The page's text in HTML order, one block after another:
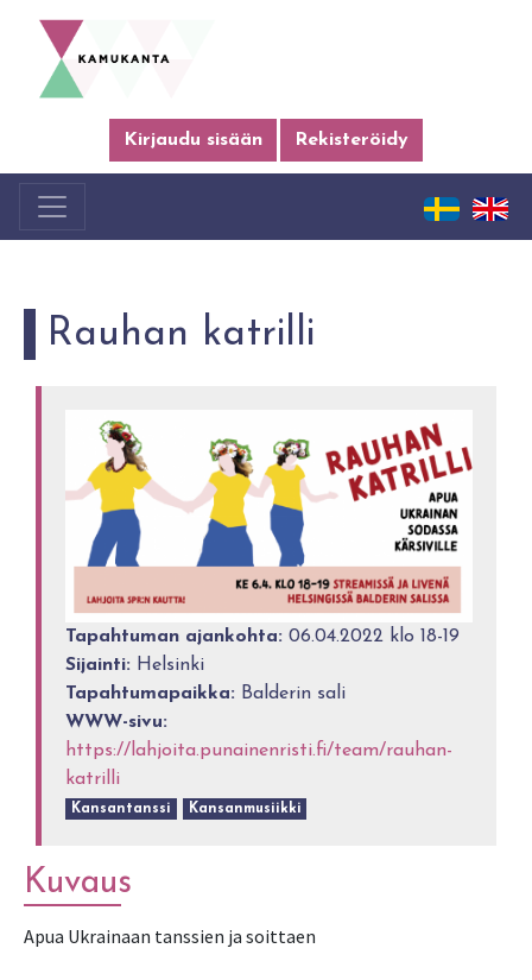
Kirjaudu sisään Rekisteröidy
Rauhan katrilli
Tapahtuman ajankohta: 06.04.2022 klo 18-19
Sijainti: Helsinki
Tapahtumapaikka: Balderin sali
WWW-sivu:
https://lahjoita.punainenristi.fi/team/rauhan-
katrilli
Kansantanssi Kansanmusiikki
Kuvaus
Apua Ukrainaan tanssien ja soittaen